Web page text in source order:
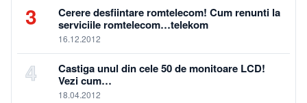
3
Cerere desfiintare romtelecom! Cum renunti la
serviciile romtelecom…telekom
16.12.2012
4
Castiga unul din cele 50 de monitoare LCD!
Vezi cum…
18.04.2012